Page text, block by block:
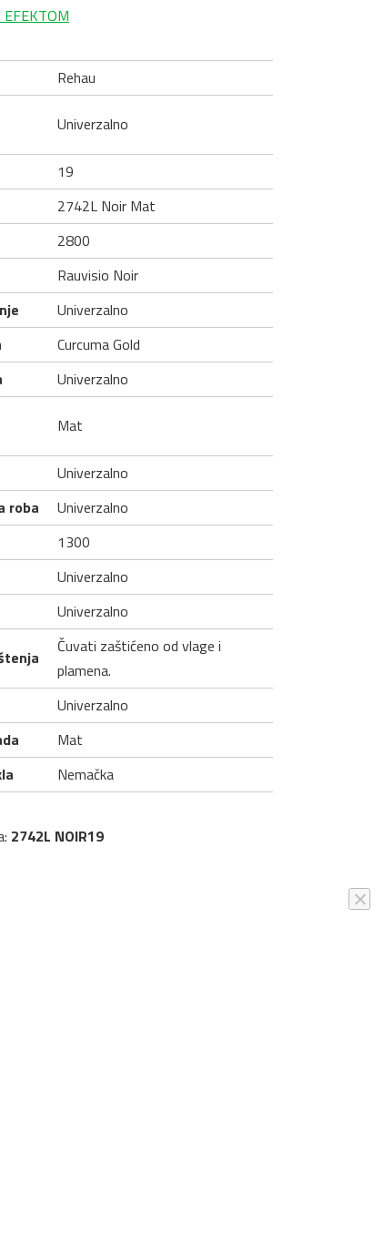
EFEKTOM
Rehau
Univerzalno
19
2742L Noir Mat
2800
Rauvisio Noir
Univerzalno
Curcuma Gold
Univerzalno
Mat
Univerzalno
roba
Univerzalno
1300
Univerzalno
Univerzalno
Čuvati zaštićeno od vlage i
plamena.
Univerzalno
Mat
Nemačka
2742L NOIR19